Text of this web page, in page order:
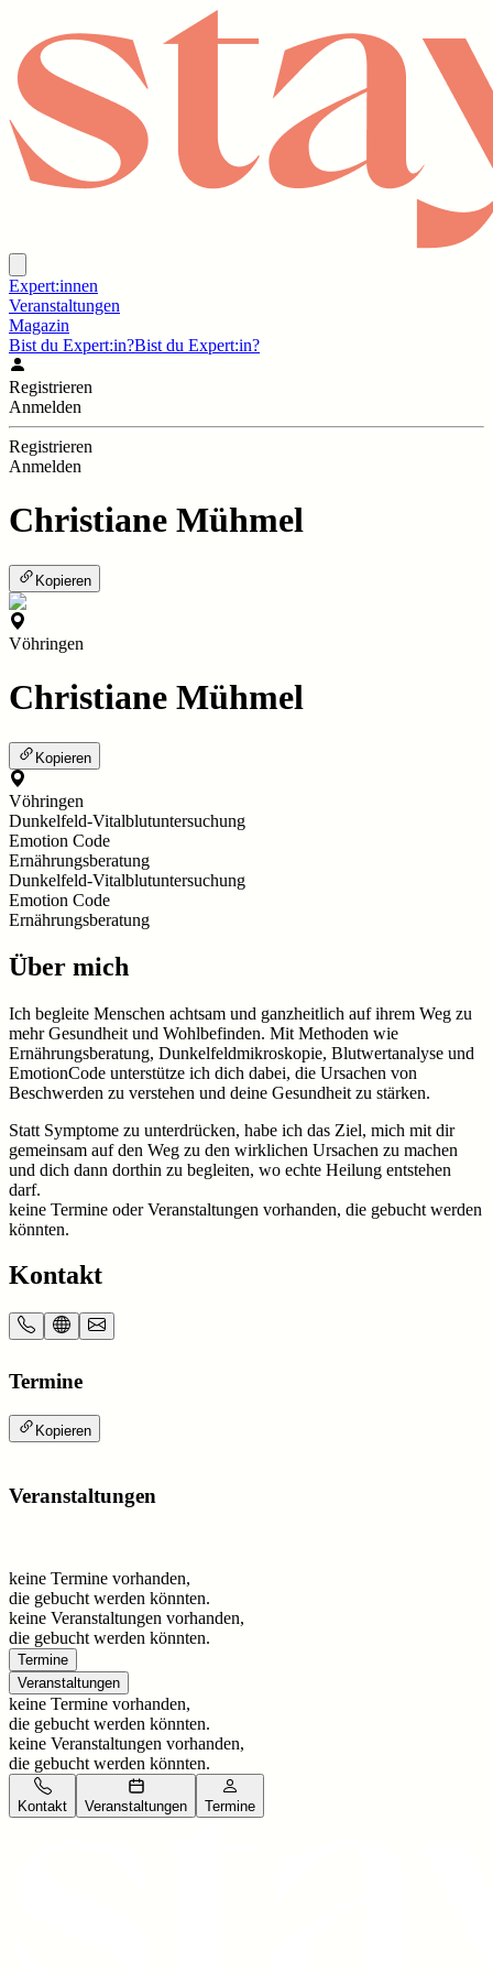
Expert:innen
Veranstaltungen
Magazin
Bist du Expert:in?Bist du Expert:in?
Registrieren
Anmelden
Registrieren
Anmelden
Christiane Mühmel
Kopieren
Vöhringen
Christiane Mühmel
Kopieren
Vöhringen
Dunkelfeld-Vitalblutuntersuchung
Emotion Code
Ernährungsberatung
Dunkelfeld-Vitalblutuntersuchung
Emotion Code
Ernährungsberatung
Über mich
Ich begleite Menschen achtsam und ganzheitlich auf ihrem Weg zu
mehr Gesundheit und Wohlbefinden. Mit Methoden wie
Ernährungsberatung, Dunkelfeldmikroskopie, Blutwertanalyse und
EmotionCode unterstütze ich dich dabei, die Ursachen von
Beschwerden zu verstehen und deine Gesundheit zu stärken.
Statt Symptome zu unterdrücken, habe ich das Ziel, mich mit dir
gemeinsam auf den Weg zu den wirklichen Ursachen zu machen
und dich dann dorthin zu begleiten, wo echte Heilung entstehen
darf.
keine Termine oder Veranstaltungen vorhanden, die gebucht werden
könnten.
Kontakt
Termine
Kopieren
Veranstaltungen
keine Termine vorhanden,
die gebucht werden könnten.
keine Veranstaltungen vorhanden,
die gebucht werden könnten.
Termine
Veranstaltungen
keine Termine vorhanden,
die gebucht werden könnten.
keine Veranstaltungen vorhanden,
die gebucht werden könnten.
Kontakt Veranstaltungen Termine